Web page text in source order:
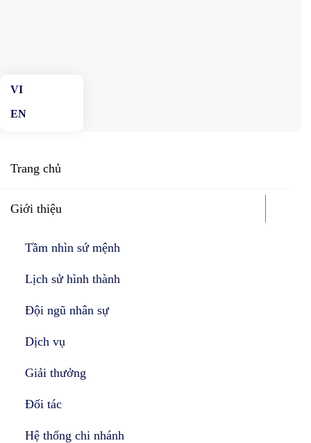
Trang chủ
Giới thiệu
Tầm nhìn sứ mệnh
Lịch sử hình thành
Đội ngũ nhân sự
Dịch vụ
Giải thưởng
Đối tác
Hệ thống chi nhánh